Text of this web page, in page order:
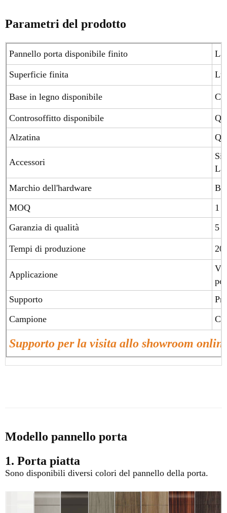
Parametri del prodotto
Pannello porta disponibile finito
Superficie finita
Base in legno disponibile
Controsoffitto disponibile
Alzatina
Accessori
Marchio dell'hardware
MOQ
1
Garanzia di qualità
5
Tempi di produzione
Applicazione
Supporto
Campione
Supporto per la visita allo showroom
Modello pannello porta
1. Porta piatta
Sono disponibili diversi colori del pannello della porta.